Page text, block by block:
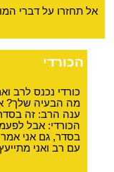
אל תחזרו על דברי
הכורדי
כורדי נכנס לרב
מה הבעיה שלך?
ענה הרב: זה
הכורדי: אבל
בסדר, גם אני
עם רב ואני